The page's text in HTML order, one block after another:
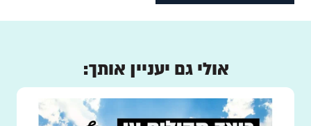
אולי גם יעניין אותך: